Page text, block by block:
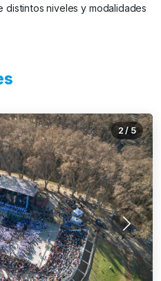
niveles y modalidades
2/5